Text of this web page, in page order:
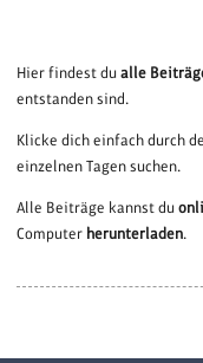
Hier findest dualle
entstanden sind.
Klicke dich einfach durch
einzelnen Tagen suchen.
Alle Beiträge kannst du
Computer herunterladen.